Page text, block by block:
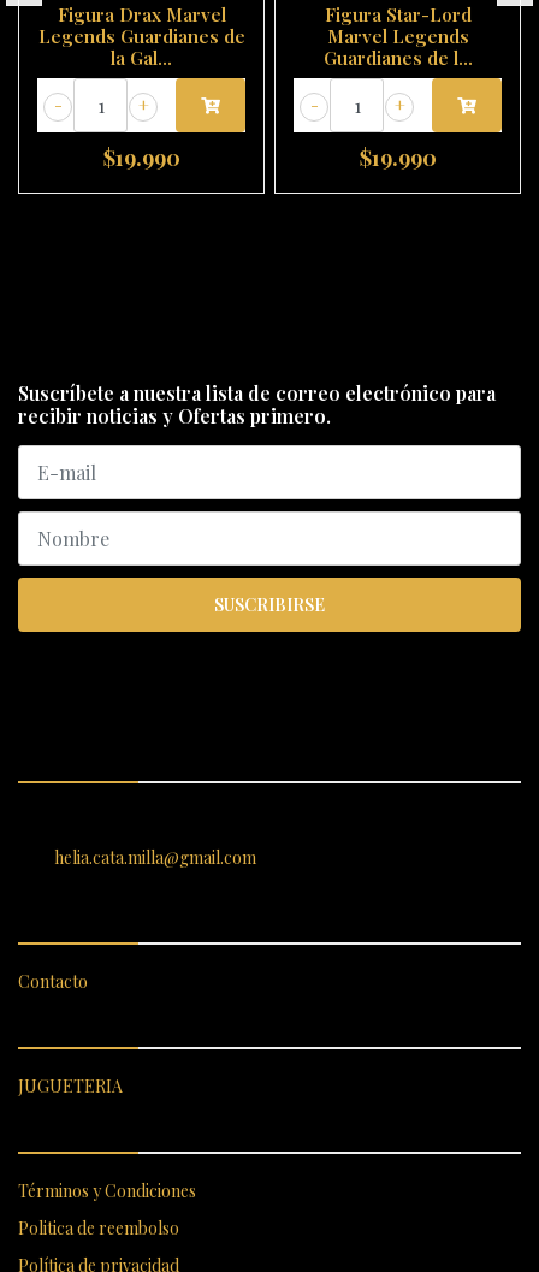
Figura Drax Marvel
Legends Guardianes de
la Gal...
+
-
$19.990
Figura Star-Lord
Marvel Legends
Guardianes de l...
+
-
$19.990
Suscríbete a nuestra lista de correo electrónico para
recibir noticias y Ofertas primero.
SUSCRIBIRSE
helia.cata.milla@gmail.com
Contacto
JUGUETERIA
Términos y Condiciones
Politica de reembolso
Política de privacidad